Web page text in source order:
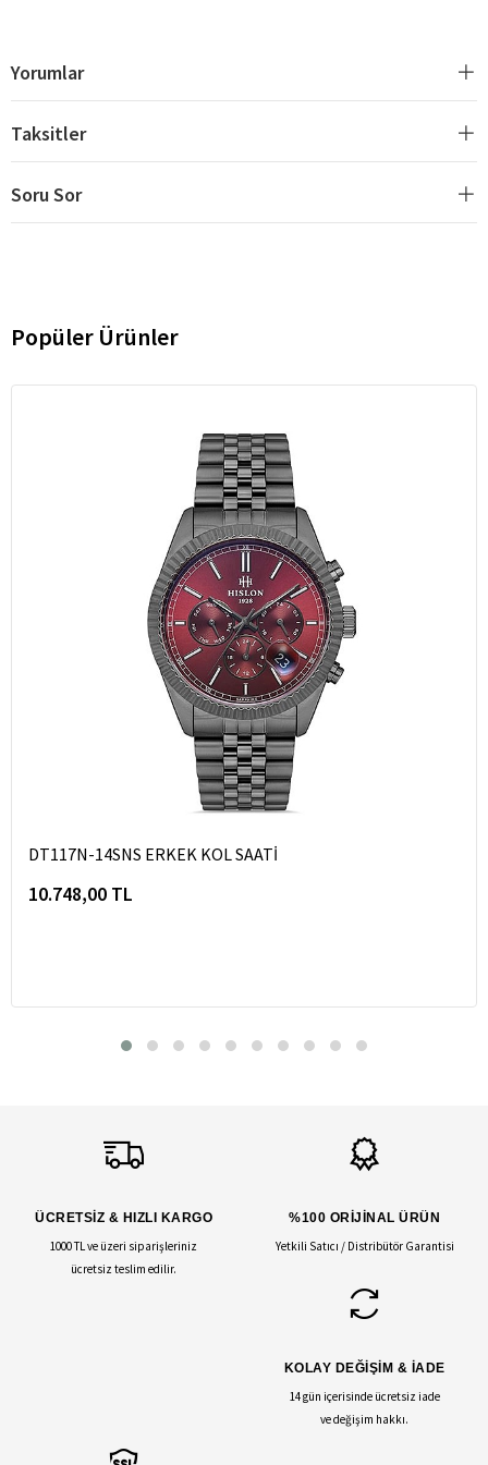
Yorumlar
Taksitler
Soru Sor
Popüler Ürünler
DT117N-14SNS ERKEK KOL SAATİ
10.748,00 TL
ÜCRETSİZ & HIZLI KARGO
1000 TL ve üzeri siparişleriniz
ücretsiz teslim edilir.
%100 ORİJİNAL ÜRÜN
Yetkili Satıcı / Distribütör Garantisi
KOLAY DEĞİŞİM & İADE
14 gün içerisinde ücretsiz iade
ve değişim hakkı.